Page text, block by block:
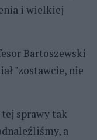
i wielkiej
Bartoszewski
"zostawcie, nie
sprawy tak
a